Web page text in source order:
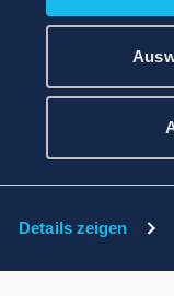
Details zeigen